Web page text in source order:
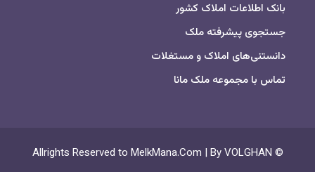
بانک اطلاعات املاک کشور
جستجوی پیشرفته ملک
دانستنی‌های املاک و مستغلات
تماس با مجموعه ملک مانا
© Allrights Reserved to MelkMana.Com | By VOLGHAN